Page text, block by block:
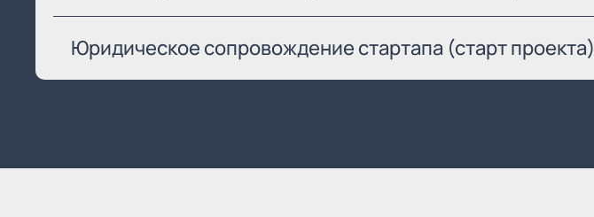
Юридическое сопровождение стартапа (старт проекта)